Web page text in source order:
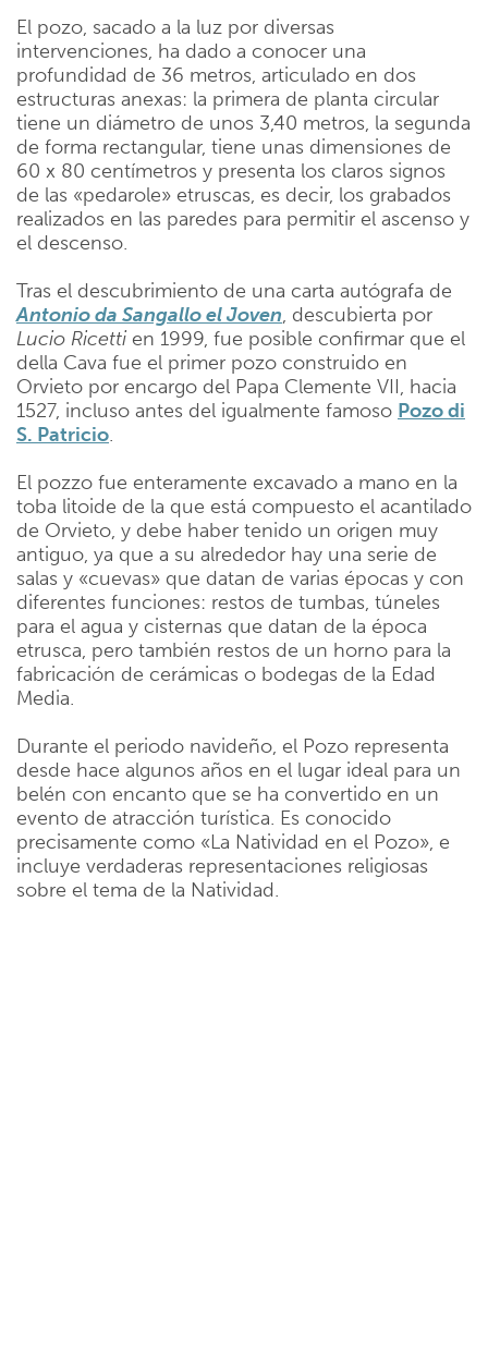
El pozo, sacado a la luz por diversas
intervenciones, ha dado a conocer una
profundidad de 36 metros, articulado en dos
estructuras anexas: la primera de planta circular
tiene un diámetro de unos 3,40 metros, la segunda
de forma rectangular, tiene unas dimensiones de
60 x 80 centímetros y presenta los claros signos
de las «pedarole» etruscas, es decir, los grabados
realizados en las paredes para permitir el ascenso y
el descenso.
Tras el descubrimiento de una carta autógrafa de
Antonio da Sangallo el Joven, descubierta por
Lucio Ricetti en 1999, fue posible confirmar que el
della Cava fue el primer pozo construido en
Orvieto por encargo del Papa Clemente VII, hacia
1527, incluso antes del igualmente famoso Pozo di
S. Patricio.
El pozzo fue enteramente excavado a mano en la
toba litoide de la que está compuesto el acantilado
de Orvieto, y debe haber tenido un origen muy
antiguo, ya que a su alrededor hay una serie de
salas y «cuevas» que datan de varias épocas y con
diferentes funciones: restos de tumbas, túneles
para el agua y cisternas que datan de la época
etrusca, pero también restos de un horno para la
fabricación de cerámicas o bodegas de la Edad
Media.
Durante el periodo navideño, el Pozo representa
desde hace algunos años en el lugar ideal para un
belén con encanto que se ha convertido en un
evento de atracción turística. Es conocido
precisamente como «La Natividad en el Pozo», e
incluye verdaderas representaciones religiosas
sobre el tema de la Natividad.